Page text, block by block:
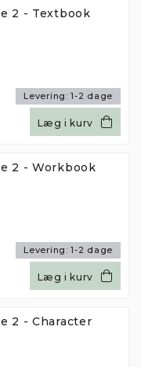
Levering: 1-2 dage
2 - Textbook
Læg i kurv
Levering: 1-2 dage
2 - Workbook
Læg i kurv
2 - Character